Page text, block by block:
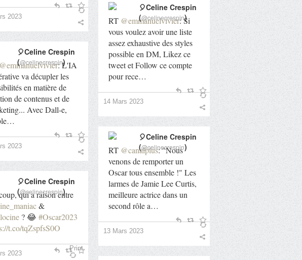
2023 RT @emmanuelvivier: Si
vous voulez avoir une liste
assez exhaustive des styles
possible en DM, Likez ce
tweet et Follow ce compte
pour rece…
🎈Celine Crespin
(@celinecrespin)
14 Mars 2023
@emmanuelvivier: L'IA
va décupler les
en matière de
de contenus et de
Avec Dall-e,
🎈Celine Crespin
(@celinecrespin)
2023 RT @canalplus: "Nous
venons de remporter un
Oscar tous ensemble !" Les
larmes de Jamie Lee Curtis,
meilleure actrice dans un
second rôle a…
🎈Celine Crespin
(@celinecrespin)
13 Mars 2023
qui a raison entre
&
? 😂 #Oscar2023
t.co/tqZspfsS0O
🎈Celine Crespin
(@celinecrespin)
2023
Print